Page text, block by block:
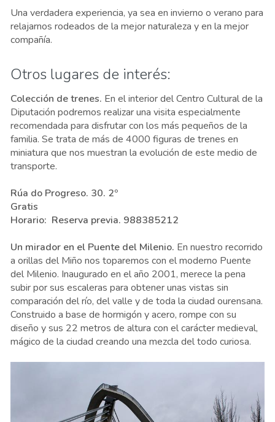
Una verdadera experiencia, ya sea en invierno o verano para
relajarnos rodeados de la mejor naturaleza y en la mejor
compañía.
Otros lugares de interés:
Colección de trenes. En el interior del Centro Cultural de la
Diputación podremos realizar una visita especialmente
recomendada para disfrutar con los más pequeños de la
familia. Se trata de más de 4000 figuras de trenes en
miniatura que nos muestran la evolución de este medio de
transporte.
Rúa do Progreso. 30. 2º
Gratis
Horario: Reserva previa. 988385212
Un mirador en el Puente del Milenio. En nuestro recorrido
a orillas del Miño nos toparemos con el moderno Puente
del Milenio. Inaugurado en el año 2001, merece la pena
subir por sus escaleras para obtener unas vistas sin
comparación del río, del valle y de toda la ciudad ourensana.
Construido a base de hormigón y acero, rompe con su
diseño y sus 22 metros de altura con el carácter medieval,
mágico de la ciudad creando una mezcla del todo curiosa.